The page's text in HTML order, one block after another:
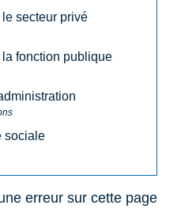
secteur privé
fonction publique
sociale
erreur sur cette page